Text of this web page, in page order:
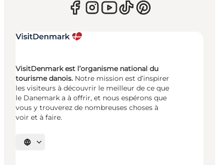
VisitDenmark est l’organisme national du
tourisme danois. Notre mission est d’inspirer
les visiteurs à découvrir le meilleur de ce que
le Danemark a à offrir, et nous espérons que
vous y trouverez de nombreuses choses à
voir et à faire.
Choisissez la langue